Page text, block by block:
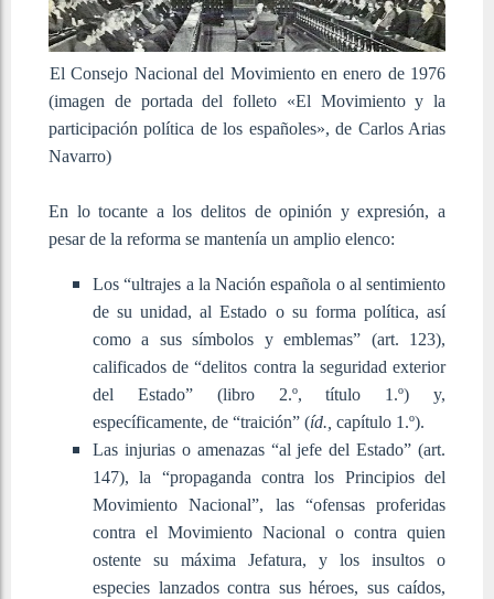
El Consejo Nacional del Movimiento en enero de 1976
(imagen de portada del folleto «El Movimiento y la
participación política de los españoles», de Carlos Arias
Navarro)
En lo tocante a los delitos de opinión y expresión, a
pesar de la reforma se mantenía un amplio elenco:
Los “ultrajes a la Nación española o al sentimiento
de su unidad, al Estado o su forma política, así
como a sus símbolos y emblemas” (art. 123),
calificados de “delitos contra la seguridad exterior
del Estado” (libro 2.º, título 1.º) y,
específicamente, de “traición” (íd., capítulo 1.º).
Las injurias o amenazas “al jefe del Estado” (art.
147), la “propaganda contra los Principios del
Movimiento Nacional”, las “ofensas proferidas
contra el Movimiento Nacional o contra quien
ostente su máxima Jefatura, y los insultos o
especies lanzados contra sus héroes, sus caídos,